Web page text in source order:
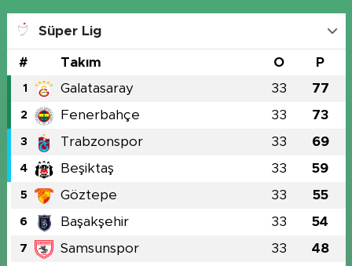
Süper Lig
# Takım O P
1 Galatasaray 33 77
2 Fenerbahçe 33 73
3 Trabzonspor 33 69
4 Beşiktaş 33 59
5 Göztepe 33 55
6 Başakşehir 33 54
7 Samsunspor 33 48